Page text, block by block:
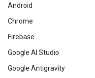
Android
Chrome
Firebase
Google AI Studio
Google Antigravity